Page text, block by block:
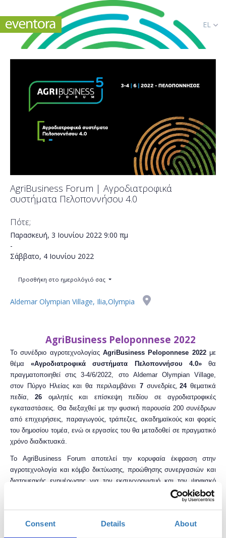
Consent Details About
EL
AgriBusiness Forum | Αγροδιατροφικά
συστήματα Πελοποννήσου 4.0
Πότε;
Παρασκευή, 3 Ιουνίου 2022 9:00 πμ
-
Σάββατο, 4 Ιουνίου 2022
Προσθήκη στο ημερολόγιό σας
Aldemar Olympian Village, Ilia,Olympia
AgriBusiness Peloponnese 2022
Το συνέδριο αγροτεχνολογίας AgriBusiness Peloponnese 2022με
θέμα «Αγροδιατροφικά συστήματα Πελοποννήσου 4.0» θα
πραγματοποιηθεί στις
3-4/6/2022, στο Aldemar Olympian Village,
στον Πύργο Ηλείας και θα περιλαμβάνει 7 συνεδρίες, 24θεματικά
πεδία,26 ομιλητές και επίσκεψη πεδίου σε αγροδιατροφικές
εγκαταστάσεις. Θα διεξαχθεί με την φυσική παρουσία 200 συνέδρων
από επιχειρήσεις, παραγωγούς, τράπεζες,
ακαδημαϊκούς και φορείς
του δημοσίου τομέα, ενώ οι εργασίες του θα μεταδοθεί σε πραγματικό
χρόνο διαδικτυακά.
Το AgriBusiness Forum αποτελεί την κορυφαία έκφραση στην
αγροτεχνολογία και κόμβο δικτύωσης, προώθησης συνεργασιών και
διατομεακής ενημέρωσης για τον εκσυγχρονισμό και τον ψηφιακό
μετασχηματισμό της αγροδιατροφικής αλυσίδας για την παραγωγή,
επεξεργασία και διανομή γεωργικών προϊόντων υψηλής